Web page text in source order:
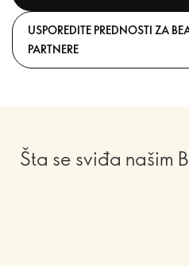
USPOREDITE PREDNOSTI ZA
PARTNERE
Šta se sviđa našim